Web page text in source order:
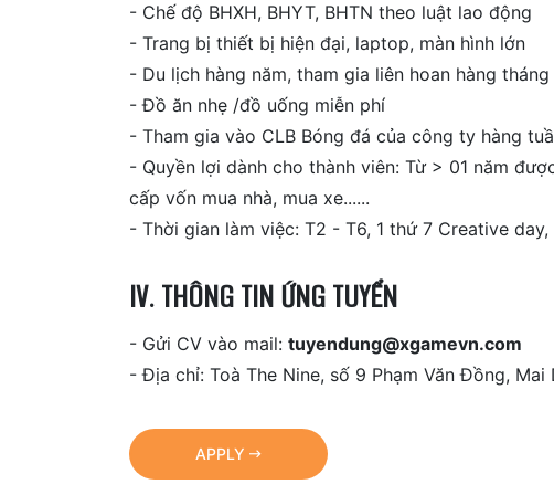
- Chế độ BHXH, BHYT, BHTN theo luật lao động
- Trang bị thiết bị hiện đại, laptop, màn hình lớn
- Du lịch hàng năm, tham gia liên hoan hàng tháng
- Đồ ăn nhẹ /đồ uống miễn phí
- Tham gia vào CLB Bóng đá của công ty hàng
- Quyền lợi dành cho thành viên: Từ > 01 năm
cấp vốn mua nhà, mua xe......
- Thời gian làm việc: T2 - T6, 1 thứ 7 Creative
IV. THÔNG TIN ỨNG TUYỂN
- Gửi CV vào mail: tuyendung@xgamevn.com
- Địa chỉ: Toà The Nine, số 9 Phạm Văn Đồng, Mai
APPLY